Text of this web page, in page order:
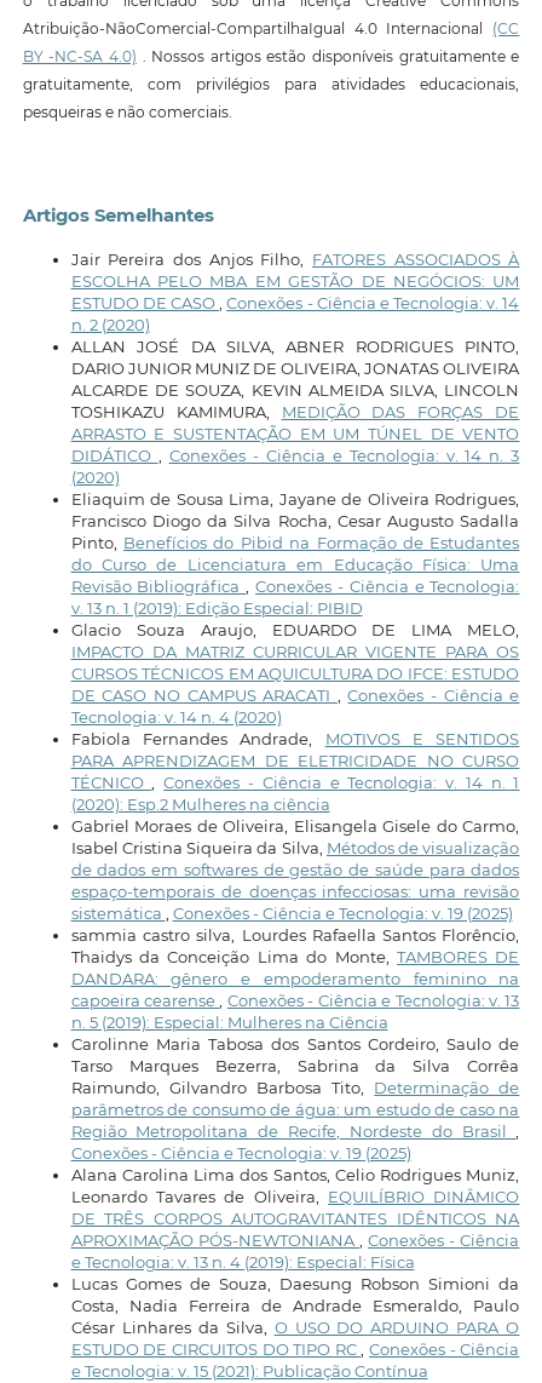
Atribuição-NãoComercial-CompartilhaIgual 4.0 Internacional (CC
BY -NC-SA 4.0) . Nossos artigos estão disponíveis gratuitamente e
gratuitamente, com privilégios para atividades educacionais,
pesqueiras e não comerciais.
Artigos Semelhantes
Jair Pereira dos Anjos Filho, FATORES ASSOCIADOS À
ESCOLHA PELO MBA EM GESTÃO DE NEGÓCIOS: UM
ESTUDO DE CASO ,Conexões - Ciência e Tecnologia: v. 14
n. 2 (2020)
ALLAN JOSÉ DA SILVA, ABNER RODRIGUES PINTO,
DARIO JUNIOR MUNIZ DE OLIVEIRA, JONATAS OLIVEIRA
ALCARDE DE SOUZA, KEVIN ALMEIDA SILVA, LINCOLN
TOSHIKAZU KAMIMURA, MEDIÇÃO DAS FORÇAS DE
ARRASTO E SUSTENTAÇÃO EM UM TÚNEL DE VENTO
DIDÁTICO
Conexões - Ciência e Tecnologia: v. 14 n. 3
(2020)
Eliaquim de Sousa Lima, Jayane de Oliveira Rodrigues,
Francisco Diogo da Silva Rocha, Cesar Augusto Sadalla
Pinto, Benefícios do Pibid na Formação de Estudantes
do Curso de Licenciatura em Educação Física: Uma
Revisão Bibliográfica
,Conexões - Ciência e Tecnologia:
v. 13 n. 1 (2019): Edição Especial: PIBID
Glacio Souza Araujo, EDUARDO DE LIMA MELO,
IMPACTO DA MATRIZ CURRICULAR VIGENTE PARA OS
CURSOS TÉCNICOS EM AQUICULTURA DO IFCE: ESTUDO
DE CASO NO CAMPUS ARACATI
,Conexões - Ciência e
Tecnologia: v. 14 n. 4 (2020)
Fabiola Fernandes Andrade, MOTIVOS E SENTIDOS
PARA APRENDIZAGEM DE ELETRICIDADE NO CURSO
TÉCNICO
,Conexões - Ciência e Tecnologia: v. 14 n. 1
(2020): Esp.2 Mulheres na ciência
Gabriel Moraes de Oliveira, Elisangela Gisele do Carmo,
Isabel Cristina Siqueira da Silva, Métodos de visualização
de dados em softwares de gestão de saúde para dados
espaço-temporais de doenças infecciosas: uma revisão
sistemática
Conexões - Ciência e Tecnologia: v. 19 (2025)
sammia castro silva, Lourdes Rafaella Santos Florêncio,
Thaidys da Conceição Lima do Monte,TAMBORES DE
DANDARA: gênero e empoderamento feminino na
capoeira cearense
Conexões - Ciência e Tecnologia: v. 13
n. 5 (2019): Especial: Mulheres na Ciência
Carolinne Maria Tabosa dos Santos Cordeiro, Saulo de
Tarso Marques Bezerra, Sabrina da Silva Corrêa
Raimundo, Gilvandro Barbosa Tito, Determinação de
parâmetros de consumo de água: um estudo de caso na
Região Metropolitana de Recife, Nordeste do Brasil
Conexões - Ciência e Tecnologia: v. 19 (2025)
Alana Carolina Lima dos Santos, Celio Rodrigues Muniz,
Leonardo Tavares de Oliveira, EQUILÍBRIO DINÂMICO
DE TRÊS CORPOS AUTOGRAVITANTES IDÊNTICOS NA
APROXIMAÇÃO PÓS-NEWTONIANA
,Conexões - Ciência
e Tecnologia: v. 13 n. 4 (2019): Especial: Física
Lucas Gomes de Souza, Daesung Robson Simioni da
Costa, Nadia Ferreira de Andrade Esmeraldo, Paulo
César Linhares da Silva, O USO DO ARDUINO PARA O
ESTUDO DE CIRCUITOS DO TIPO RC
,Conexões - Ciência
e Tecnologia: v. 15 (2021): Publicação Contínua